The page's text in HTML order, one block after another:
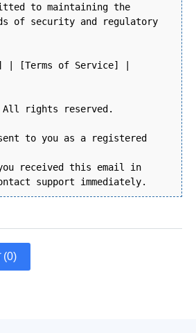
to maintaining the
of security and regulatory
| [Terms of Service] |
All rights reserved.
to you as a registered
received this email in
support immediately.
(0)